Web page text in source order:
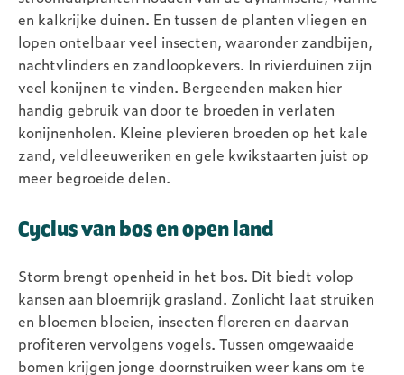
en kalkrijke duinen. En tussen de planten vliegen en
lopen ontelbaar veel insecten, waaronder zandbijen,
nachtvlinders en zandloopkevers. In rivierduinen zijn
veel konijnen te vinden. Bergeenden maken hier
handig gebruik van door te broeden in verlaten
konijnenholen. Kleine plevieren broeden op het kale
zand, veldleeuweriken en gele kwikstaarten juist op
meer begroeide delen.
Cyclus van bos en open land
Storm brengt openheid in het bos. Dit biedt volop
kansen aan bloemrijk grasland. Zonlicht laat struiken
en bloemen bloeien, insecten floreren en daarvan
profiteren vervolgens vogels. Tussen omgewaaide
bomen krijgen jonge doornstruiken weer kans om te